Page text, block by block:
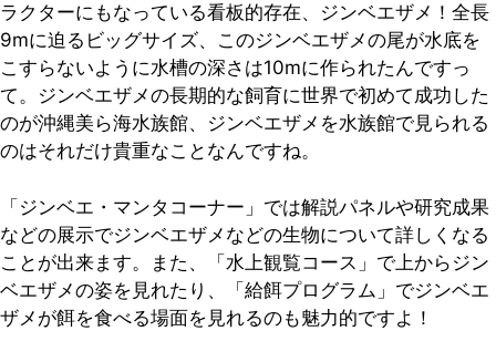
ラクターにもなっている看板的存在、ジンベエザメ！全長
9mに迫るビッグサイズ、このジンベエザメの尾が水底を
こすらないように水槽の深さは10mに作られたんですっ
て。ジンベエザメの長期的な飼育に世界で初めて成功した
のが沖縄美ら海水族館、ジンベエザメを水族館で見られる
のはそれだけ貴重なことなんですね。
「ジンベエ・マンタコーナー」では解説パネルや研究成果
などの展示でジンベエザメなどの生物について詳しくなる
ことが出来ます。また、「水上観覧コース」で上からジン
ベエザメの姿を見れたり、「給餌プログラム」でジンベエ
ザメが餌を食べる場面を見れるのも魅力的ですよ！